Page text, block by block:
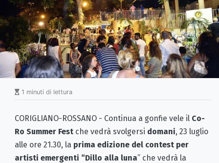
1 minuti di lettura
CORIGLIANO-ROSSANO - Continua a gonfie vele il Co-
Ro Summer Fest che vedrà svolgersi domani, 23 luglio
alle ore 21.30, la prima edizione del contest per
artisti emergenti “Dillo alla luna” che vedrà la